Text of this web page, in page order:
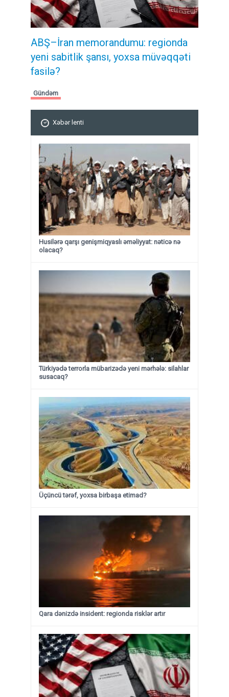
ABŞ–İran memorandumu: regionda
yeni sabitlik şansı, yoxsa müvəqqəti
fasilə?
Gündəm
Xəbər lenti
Husilərə qarşı genişmiqyaslı əməliyyat: nəticə nə
olacaq?
Türkiyədə terrorla mübarizədə yeni mərhələ: silahlar
susacaq?
Üçüncü tərəf, yoxsa birbaşa etimad?
Qara dənizdə insident: regionda risklər artır